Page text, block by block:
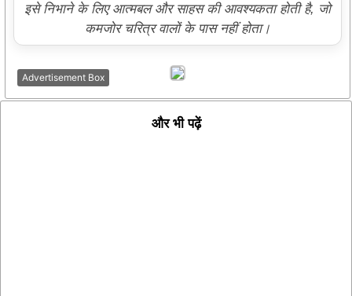
इसे निभाने के लिए आत्मबल और साहस की आवश्यकता होती है, जो
कमजोर चरित्र वालों के पास नहीं होता।
Advertisement Box
और भी पढ़ें